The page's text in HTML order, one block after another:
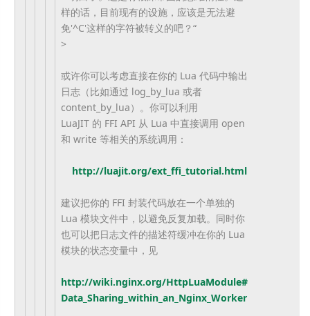
样的话，目前现有的设施， 应该是无法避
免'^C'这样的字符被转义的吧？“
>
或许你可以考虑直接在你的 Lua 代码中输出
日志（比如通过 log_by_lua 或者
content_by_lua）。你可以利用
LuaJIT 的 FFI API 从 Lua 中直接调用 open
和 write 等相关的系统调用：
http://luajit.org/ext_ffi_ tutorial.html
建议把你的 FFI 封装代码放在一个单独的
Lua 模块文件中，以避免反复加载。 同时你
也可以把日志文件的描述符缓冲在你的 Lua
模块的状态变量中，见
http://wiki.nginx.org/HttpLuaModule#
Data_Sharing_ within_an_Nginx_Worker